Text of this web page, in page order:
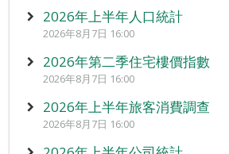
2026年上半年人口統計
2026年8月7日 16:00
2026年第二季住宅樓價指數
2026年8月7日 16:00
2026年上半年旅客消費調查
2026年8月7日 16:00